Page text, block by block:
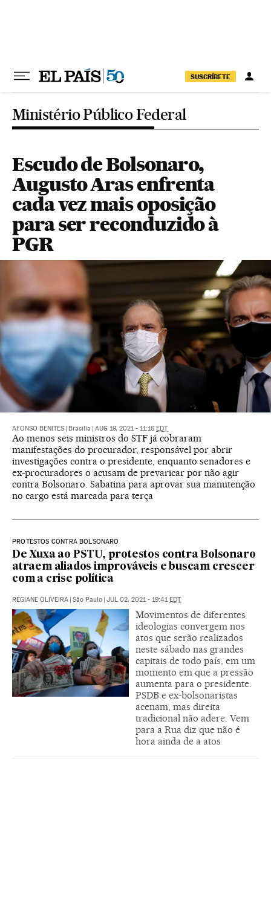
SUSCRÍBETE
Ministério Público Federal
Escudo de Bolsonaro,
Augusto Aras enfrenta
cada vez mais oposição
para ser reconduzido à
PGR
AFONSO BENITES Brasília AUG 19, 2021 - 11:16 EDT
Ao menos seis ministros do STF já cobraram
manifestações do procurador, responsável por abrir
investigações contra o presidente, enquanto senadores e
ex-procuradores o acusam de prevaricar por não agir
contra Bolsonaro. Sabatina para aprovar sua manutenção
no cargo está marcada para terça
PROTESTOS CONTRA BOLSONARO
De Xuxa ao PSTU, protestos contra Bolsonaro
atraem aliados improváveis e buscam crescer
com a crise política
REGIANE OLIVEIRA São Paulo JUL 02, 2021 - 19:41 EDT
Movimentos de diferentes
ideologias convergem nos
atos que serão realizados
neste sábado nas grandes
capitais de todo país, em um
momento em que a pressão
aumenta para o presidente.
PSDB e ex-bolsonaristas
acenam, mas direita
tradicional não adere. Vem
para a Rua diz que não é
hora ainda de a atos